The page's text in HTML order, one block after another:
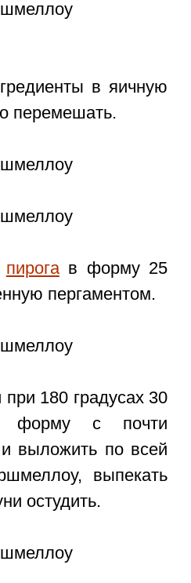
в яичную
перемешать.
пирогав форму 25
пергаментом.
180 градусах 30
форму с почти
выложить по всей
выпекать
остудить.